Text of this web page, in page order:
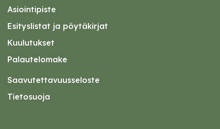
Asiointipiste
Esityslistat ja pöytäkirjat
Kuulutukset
Palautelomake
Saavutettavuusseloste
Tietosuoja